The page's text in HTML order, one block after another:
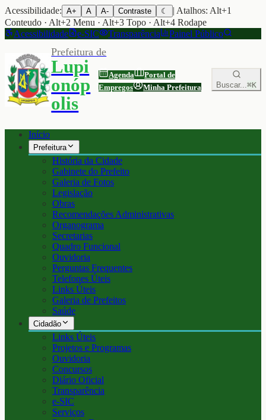
Acessibilidade: A+ A A- Contraste ☾
| Atalhos: Alt+1
Conteudo · Alt+2 Menu · Alt+3 Topo · Alt+4 Rodape
Acessibilidade
e-SIC Transparência Painel Público
Prefeitura de
Lupi
onóp
olis
Agenda
Portal de
Empregos
Minha Prefeitura Buscar...⌘K
Início
Prefeitura
História da Cidade
Gabinete do Prefeito
Galeria de Fotos
Legislação
Obras
Recomendações Administrativas
Organograma
Secretarias
Quadro Funcional
Ouvidoria
Perguntas Frequentes
Telefones Úteis
Links Úteis
Galeria de Prefeitos
Saúde
Cidadão
Links Úteis
Projetos e Programas
Ouvidoria
Concursos
Diário Oficial
Transparência
e-SIC
Serviços